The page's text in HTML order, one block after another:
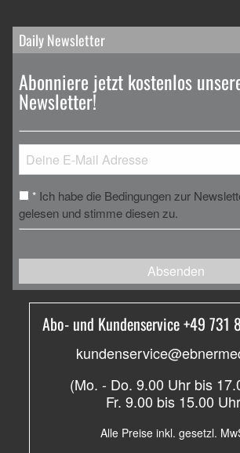
Daily Newsletter
Abonniere jetzt kostenlos
Newsletter!
* Ich habe die Bedingungen zur
gelesen und stimme diesen zu.
Absenden
Abo- und Kundenservice +49
(Mo. - Do. 9.00 Uhr bis
Fr. 9.00 bis 15.00
Alle Preise inkl. gesetzl.